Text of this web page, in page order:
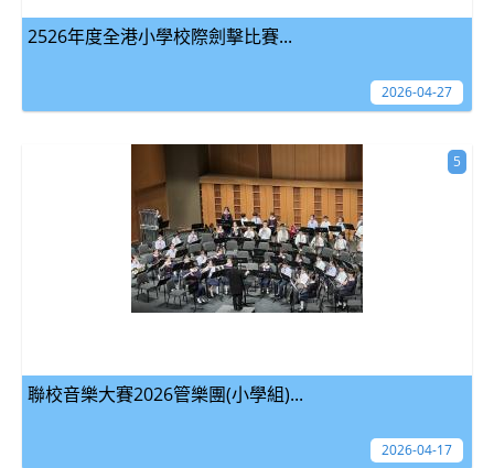
2526年度全港小學校際劍擊比賽...
2026-04-27
聯校音樂大賽2026管樂團(小學組)...
5
2026-04-17